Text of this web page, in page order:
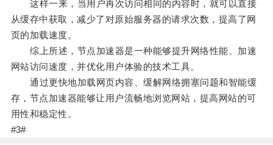
这样一来，当用户再次访问相同的内容时，就可以直接
从缓存中获取，减少了对原始服务器的请求次数，提高了网
页的加载速度。
综上所述，节点加速器是一种能够提升网络性能、加速
网站访问速度，并优化用户体验的技术工具。
通过更快地加载网页内容、缓解网络拥塞问题和智能缓
存，节点加速器能够让用户流畅地浏览网站，提高网站的可
用性和稳定性。
#3#